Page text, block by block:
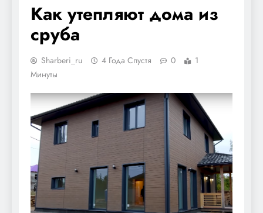
Как утепляют дома из
сруба
Sharberi_ru 4 Года Спустя 0
1
Минуты